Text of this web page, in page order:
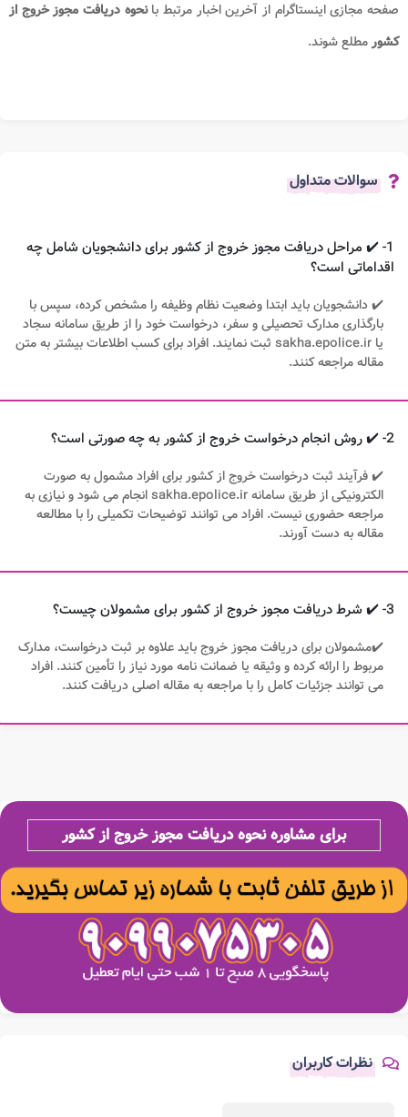
صفحه مجازی اینستاگرام از آخرین اخبار مرتبط بانحوه دریافت مجوز خروج از
کشورمطلع شوند.
سوالات متداول
1- ✔️ مراحل دریافت مجوز خروج از کشور برای دانشجویان شامل چه
اقداماتی است؟
✔️ دانشجویان باید ابتدا وضعیت نظام وظیفه را مشخص کرده، سپس با
بارگذاری مدارک تحصیلی و سفر، درخواست خود را از طریق سامانه سجاد
یا sakha.epolice.ir ثبت نمایند. افراد برای کسب اطلاعات بیشتر به متن
مقاله مراجعه کنند.
2- ✔️ روش انجام درخواست خروج از کشور به چه صورتی است؟
✔️ فرآیند ثبت درخواست خروج از کشور برای افراد مشمول به صورت
الکترونیکی از طریق سامانه sakha.epolice.ir انجام می شود و نیازی به
مراجعه حضوری نیست. افراد می توانند توضیحات تکمیلی را با مطالعه
مقاله به دست آورند.
3- ✔️ شرط دریافت مجوز خروج از کشور برای مشمولان چیست؟
✔️مشمولان برای دریافت مجوز خروج باید علاوه بر ثبت درخواست، مدارک
مربوط را ارائه کرده و وثیقه یا ضمانت نامه مورد نیاز را تأمین کنند. افراد
می توانند جزئیات کامل را با مراجعه به مقاله اصلی دریافت کنند.
برای مشاوره نحوه دریافت مجوز خروج از کشور
نظرات کاربران